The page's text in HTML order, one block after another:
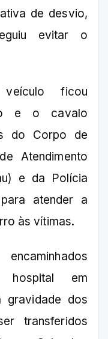
de desvio,
evitar o
ficou
e o cavalo
do Corpo de
Atendimento
e da Polícia
atender a
às vítimas.
hospital em
gravidade dos
transferidos